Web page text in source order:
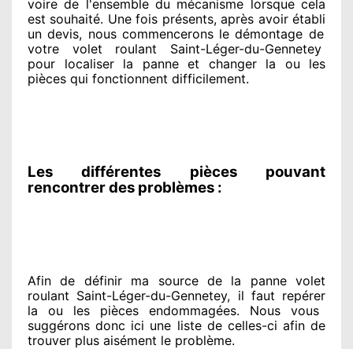
voire de l'ensembledu mécanisme lorsque cela
est souhaité. Une fois présents, après avoir établi
un devis, nous commencerons le démontage de
votre volet roulant Saint-Léger-du-Gennetey
pour localiser la panne et changerla ou les
pièces qui fonctionnent difficilement.
Les différentes pièces pouvant
rencontrer des problèmes :
Afin de définir ma sourcede la panne volet
roulant Saint-Léger-du-Gennetey, il faut repérer
la ou les pièces endommagées. Nous vous
suggérons donc ici une liste de celles-ci afin de
trouver plus aisément le problème.